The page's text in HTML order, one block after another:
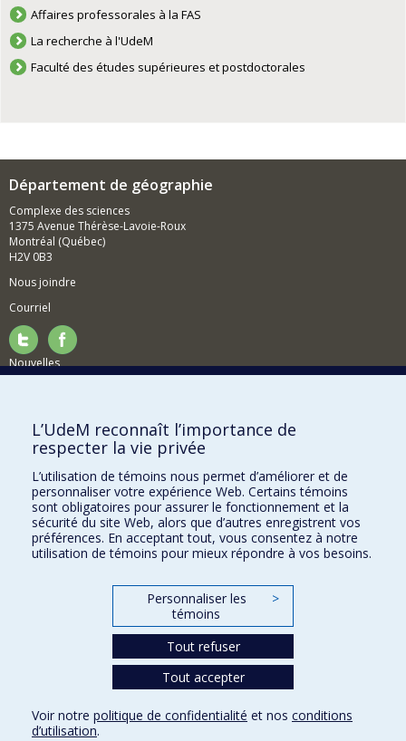
Affaires professorales à la FAS
La recherche à l'UdeM
Faculté des études supérieures et postdoctorales
Département de géographie
Complexe des sciences
1375 Avenue Thérèse-Lavoie-Roux
Montréal (Québec)
H2V 0B3
Nous joindre
Courriel
Nouvelles
Comment soutenir le Département?
BESOIN D'AIDE?
Plan du site
Signaler une erreur
Accessibilité
FACULTÉ DES ARTS ET DES SCIENCES
Nos départements et écoles
Conditions d’utilisation
L’UdeM reconnaît l’importance de
respecter la vie privée
L’utilisation de témoins nous permet d’améliorer et de
personnaliser votre expérience Web. Certains témoins
sont obligatoires pour assurer le fonctionnement et la
sécurité du site Web, alors que d’autres enregistrent vos
préférences. En acceptant tout, vous consentez à notre
utilisation de témoins pour mieux répondre à vos besoins.
Personnaliser les
témoins
>
Tout refuser
Tout accepter
Voir notre politique de confidentialité et nos conditions
d’utilisation.